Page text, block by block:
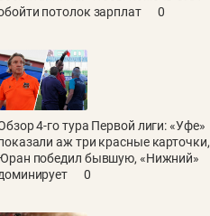
потолок зарплат
0
4-го тура Первой лиги: «Уфе»
аж три красные карточки,
победил бывшую, «Нижний»
0